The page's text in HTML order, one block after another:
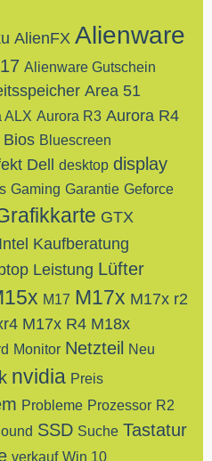
AlienFX Alienware
Alienware Gutschein
Area 51
ALX Aurora R3 Aurora R4
Bios Bluescreen
Dell desktop display
Gaming Garantie Geforce
GTX
Intel Kaufberatung
Leistung Lüfter
M17 M17x M17x r2
M17x R4 M18x
Monitor Netzteil
Neu
nvidia Preis
Probleme Prozessor R2
SSD Suche Tastatur
verkauf Win 10